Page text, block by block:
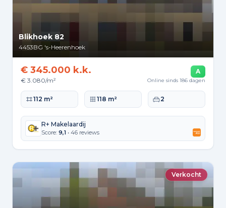
Blikhoek 82
4453BG 's-Heerenhoek
€ 345.000 k.k.
€ 3.080/m²
A
Online sinds 186 dagen
Woonoppervlakte
112 m² Perceeloppervlakte
118 m² Slaapkamers
2
R+ Makelaardij
Score: 9,1 • 46 reviews
Verkocht